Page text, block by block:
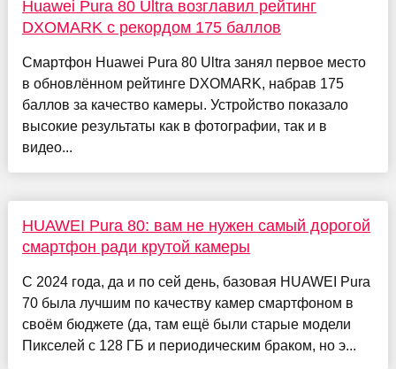
Huawei Pura 80 Ultra возглавил рейтинг
DXOMARK с рекордом 175 баллов
Смартфон Huawei Pura 80 Ultra занял первое место
в обновлённом рейтинге DXOMARK, набрав 175
баллов за качество камеры. Устройство показало
высокие результаты как в фотографии, так и в
видео...
HUAWEI Pura 80: вам не нужен самый дорогой
смартфон ради крутой камеры
С 2024 года, да и по сей день, базовая HUAWEI Pura
70 была лучшим по качеству камер смартфоном в
своём бюджете (да, там ещё были старые модели
Пикселей с 128 ГБ и периодическим браком, но э...